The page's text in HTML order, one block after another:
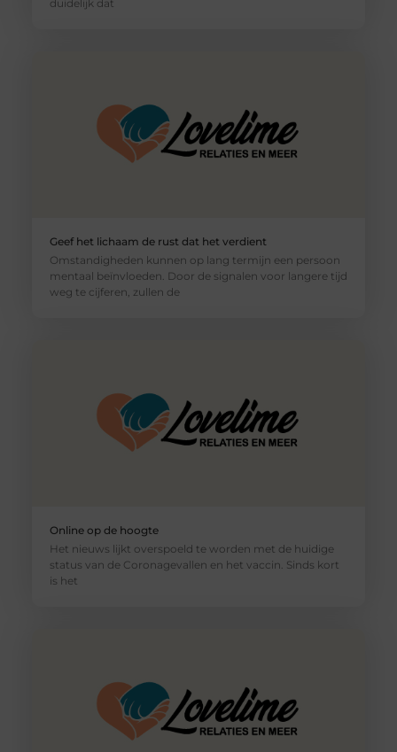
duidelijk dat
Geef het lichaam de rust dat het verdient
Omstandigheden kunnen op lang termijn een persoon
mentaal beïnvloeden. Door de signalen voor langere tijd
weg te cijferen, zullen de
Online op de hoogte
Het nieuws lijkt overspoeld te worden met de huidige
status van de Coronagevallen en het vaccin. Sinds kort
is het